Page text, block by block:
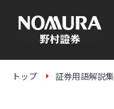
本
トップ 証券用語解説集